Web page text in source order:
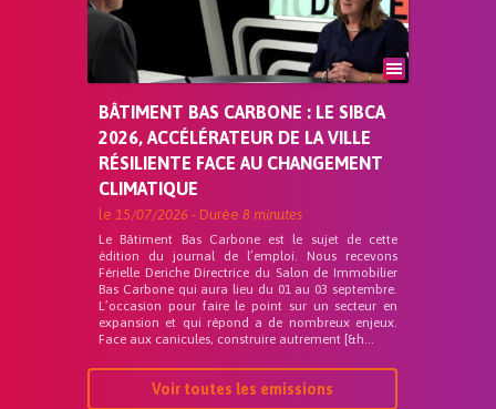
BÂTIMENT BAS CARBONE : LE SIBCA
2026, ACCÉLÉRATEUR DE LA VILLE
RÉSILIENTE FACE AU CHANGEMENT
CLIMATIQUE
le 15/07/2026 - Durée 8 minutes
Le Bâtiment Bas Carbone est le sujet de cette
édition du journal de l’emploi. Nous recevons
Férielle Deriche Directrice du Salon de Immobilier
Bas Carbone qui aura lieu du 01 au 03 septembre.
L’occasion pour faire le point sur un secteur en
expansion et qui répond a de nombreux enjeux.
Face aux canicules, construire autrement [&h...
Voir toutes les emissions